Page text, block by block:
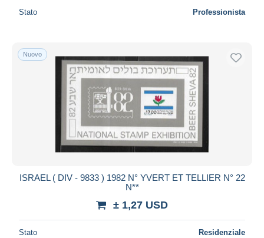
Stato Professionista
Nuovo
ISRAEL ( DIV - 9833 ) 1982 N° YVERT ET TELLIER N° 22
N**
± 1,27 USD
Stato Residenziale